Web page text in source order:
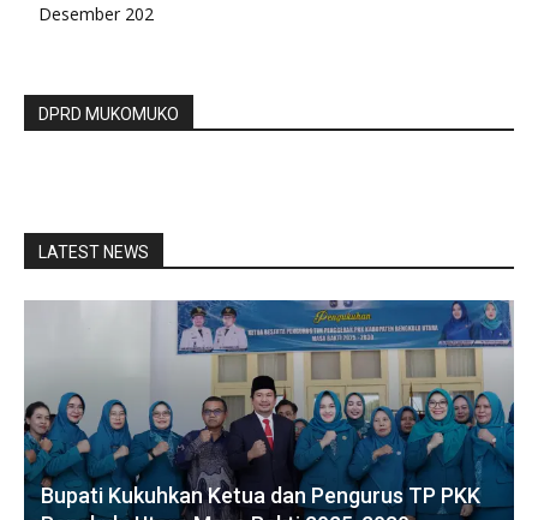
Desember 202
DPRD MUKOMUKO
LATEST NEWS
Bupati Kukuhkan Ketua dan Pengurus TP PKK